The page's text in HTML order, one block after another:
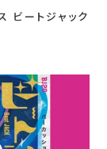
ビートジャック